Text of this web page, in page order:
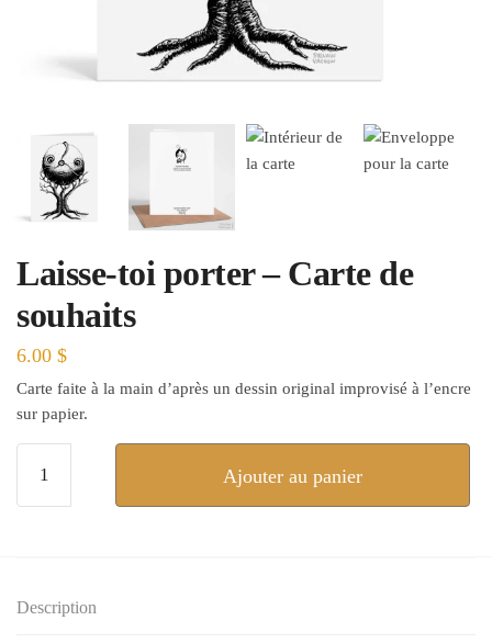
Laisse-toi porter – Carte de
souhaits
6.00 $
Carte faite à la main d’après un dessin original improvisé à l’encre
sur papier.
Laisse-
Carte
Ajouter au panier
Description